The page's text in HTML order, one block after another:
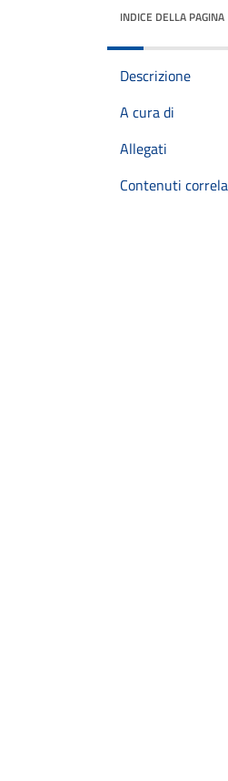
INDICE DELLA PAGINA
Descrizione
A cura di
Allegati
Contenuti